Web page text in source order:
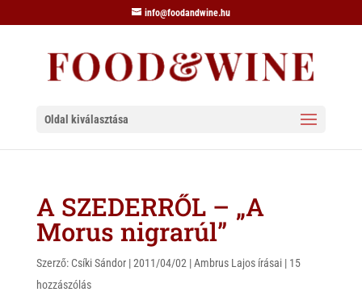
info@foodandwine.hu
Oldal kiválasztása
A SZEDERRŐL – „A
Morus nigrarúl”
Szerző: Csíki Sándor|2011/04/02 |Ambrus Lajos írásai| 15
hozzászólás